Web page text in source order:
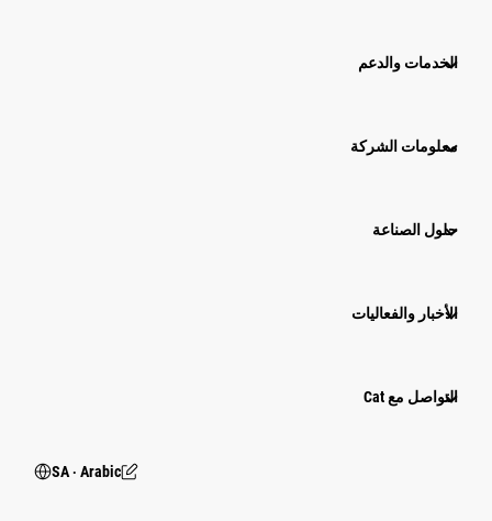
الخدمات والدعم
معلومات الشركة
حلول الصناعة
الأخبار والفعاليات
التواصل مع Cat
SA ‧ Arabic